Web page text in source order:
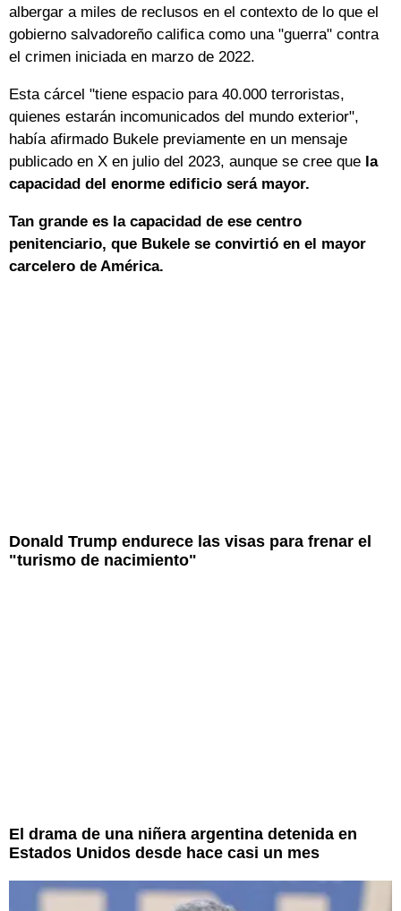
albergar a miles de reclusos en el contexto de lo que el
gobierno salvadoreño califica como una "guerra" contra
el crimen iniciada en marzo de 2022.
Esta cárcel "tiene espacio para 40.000 terroristas,
quienes estarán incomunicados del mundo exterior",
había afirmado Bukele previamente en un mensaje
publicado en X en julio del 2023, aunque se cree que la
capacidad del enorme edificio será mayor.
Tan grande es la capacidad de ese centro
penitenciario, que Bukele se convirtió en el mayor
carcelero de América.
Donald Trump endurece las visas para frenar el
"turismo de nacimiento"
El drama de una niñera argentina detenida en
Estados Unidos desde hace casi un mes